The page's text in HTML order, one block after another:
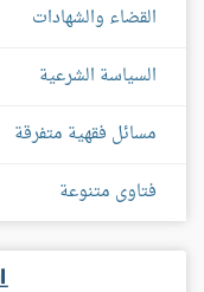
القضاء والشهادات
السياسة الشرعية
مسائل فقهية متفرقة
فتاوى متنوعة